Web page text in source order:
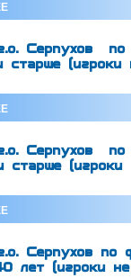
Серпухов
(игроки
Серпухов
старше (игроки
Серпухов по
лет (игроки